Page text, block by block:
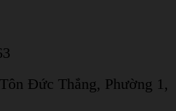
Đức Thắng, Phường 1,